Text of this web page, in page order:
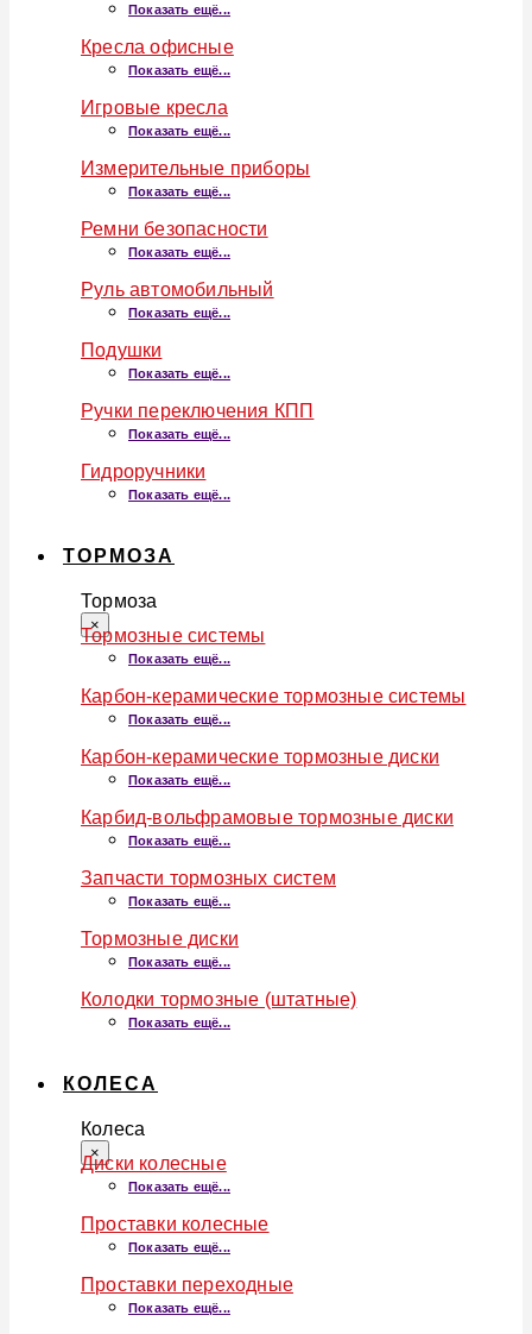
Показать ещё...
Кресла офисные
Показать ещё...
Игровые кресла
Показать ещё...
Измерительные приборы
Показать ещё...
Ремни безопасности
Показать ещё...
Руль автомобильный
Показать ещё...
Подушки
Показать ещё...
Ручки переключения КПП
Показать ещё...
Гидроручники
Показать ещё...
ТОРМОЗА
Тормоза
×
Тормозные системы
Показать ещё...
Карбон-керамические тормозные системы
Показать ещё...
Карбон-керамические тормозные диски
Показать ещё...
Карбид-вольфрамовые тормозные диски
Показать ещё...
Запчасти тормозных систем
Показать ещё...
Тормозные диски
Показать ещё...
Колодки тормозные (штатные)
Показать ещё...
КОЛЕСА
Колеса
×
Диски колесные
Показать ещё...
Проставки колесные
Показать ещё...
Проставки переходные
Показать ещё...